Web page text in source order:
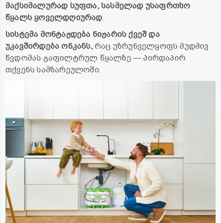
მაქსიმალურად სუფთა, სასმელად უსაფრთხო
წყალს ყოველდღიურად.
სისტემა მონტაჟდება ნიჟარის ქვეშ და
უკავშირდება ონკანს,რაც უზრუნველყოფს მუდმივ
წვდომას გაფილტრულ წყალზე — პირდაპირ
თქვენს სამზარეულოში.